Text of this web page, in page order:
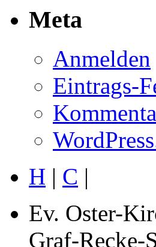
Meta
Anmelden
Eintrags-
H | C |
Ev. Oster-
Graf-Recke-